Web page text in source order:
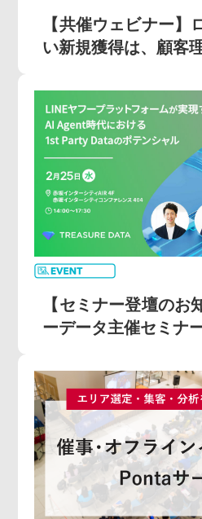
【共催ウェビナー】
い新規獲得は、顧客
【セミナー登壇のお
ーデータ主催セミナ